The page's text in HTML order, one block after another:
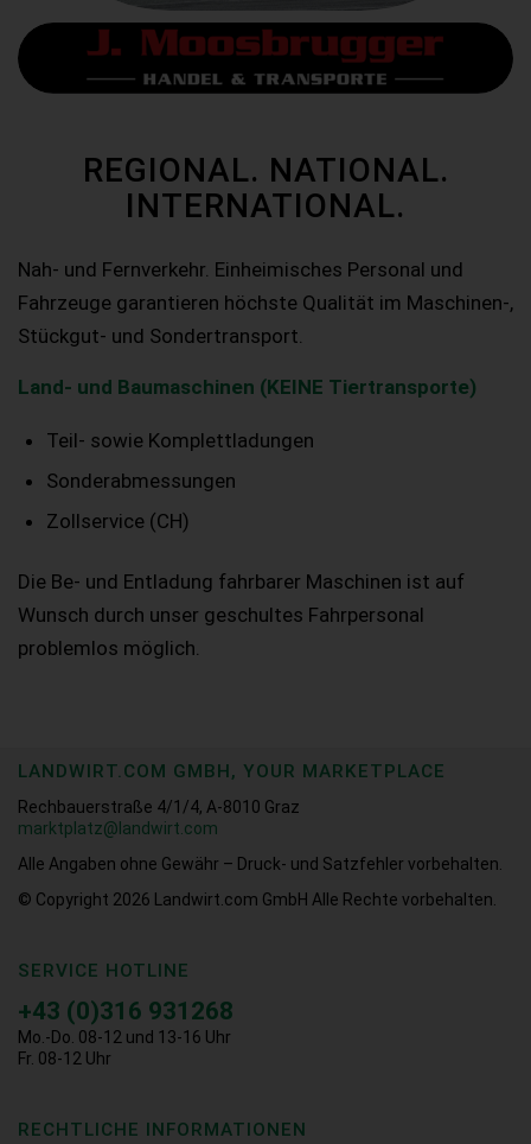
REGIONAL. NATIONAL.
INTERNATIONAL.
Nah- und Fernverkehr. Einheimisches Personal und
Fahrzeuge garantieren höchste Qualität im Maschinen-,
Stückgut- und Sondertransport.
Land- und Baumaschinen (KEINE Tiertransporte)
Teil- sowie Komplettladungen
Sonderabmessungen
Zollservice (CH)
Die Be- und Entladung fahrbarer Maschinen ist auf
Wunsch durch unser geschultes Fahrpersonal
problemlos möglich.
LANDWIRT.COM GMBH, YOUR MARKETPLACE
Rechbauerstraße 4/1/4, A-8010 Graz
marktplatz@landwirt.com
Alle Angaben ohne Gewähr – Druck- und Satzfehler vorbehalten.
© Copyright 2026
Landwirt.com GmbH Alle Rechte vorbehalten.
SERVICE HOTLINE
+43 (0)316 931268
Mo.-Do. 08-12 und 13-16 Uhr
Fr. 08-12 Uhr
RECHTLICHE INFORMATIONEN